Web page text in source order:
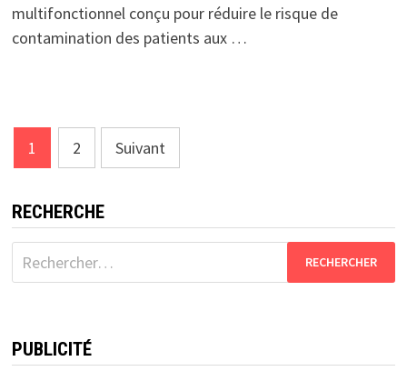
multifonctionnel conçu pour réduire le risque de
contamination des patients aux …
Pagination
des
publications
1 2 Suivant
RECHERCHE
Rechercher :
PUBLICITÉ